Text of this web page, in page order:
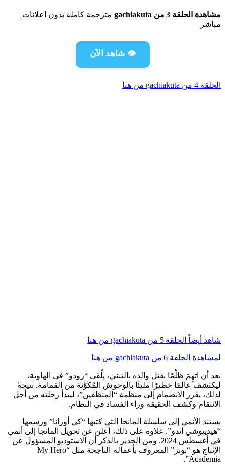
مشاهدة الحلقة 3 من gachiakuta
مترجمة كاملة بدون اعلانات
مباشر
👁️ شاهد الآن
الحلقة 4 من gachiakuta من هنا
شاهد أيضاً الحلقة 5 من gachiakuta من هنا
لمشاهدة الحلقة 6 من gachiakuta من هنا
بعد أن اتهِمَ ظلْمًا بقتل والده بالتبني، يلْقَى “رودو” في الهاوية،
ليكتشف عالمًا خطيرًا مليئًا بالوحوش المُكَوَّنة من القمامة. نتيجةً
لذلك، يقرر الانضمام إلى منظمة “المنظفين”، ليبدأ رحلته من أجل
الانتقام وكشف الحقيقة وراء الفساد في النظام.
يستند الأنمي إلى سلسلة المانجا التي كتبها “كي أورانا” ورسمها
“هيدييوشي أندو”. علاوة على ذلك، أعلن عن تحويل المانجا إلى أنمي
في أغسطس 2024. ومن الجدير بالذكر أن الاستوديو المسؤول عن
الإنتاج هو “بونز” المعروف بأعماله الناجحة مثل “My Hero
Academia”.